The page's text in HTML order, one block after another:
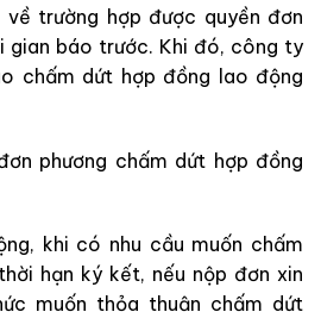
trường hợp được quyền đơn
gian báo trước. Khi đó, công ty
chấm dứt hợp đồng lao động
phương chấm dứt hợp đồng
khi có nhu cầu muốn chấm
hạn ký kết, nếu nộp đơn xin
muốn thỏa thuận chấm dứt